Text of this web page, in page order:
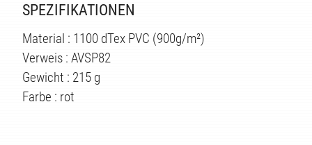
SPEZIFIKATIONEN
Material : 1100 dTex PVC (900g/m²)
Verweis : AVSP82
Gewicht : 215 g
Farbe : rot